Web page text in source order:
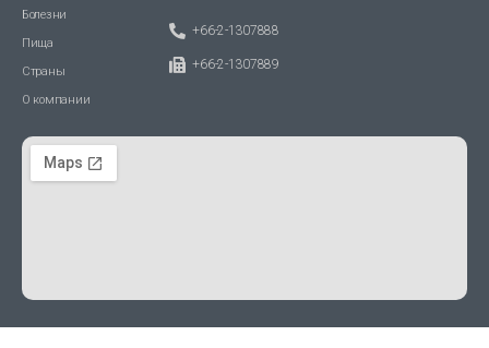
Болезни
Пища
Страны
О компании
+66-2-1307888
+66-2-1307889